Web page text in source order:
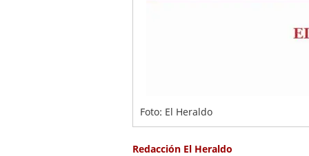
Foto: El Heraldo
Redacción El Heraldo